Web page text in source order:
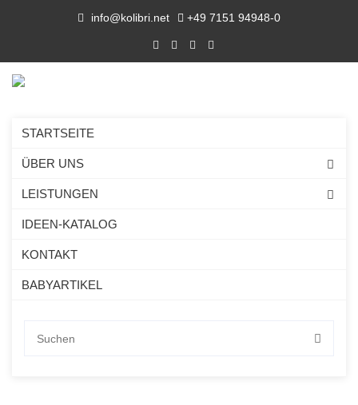
info@kolibri.net +49 7151 94948-0
STARTSEITE
ÜBER UNS
LEISTUNGEN
IDEEN-KATALOG
KONTAKT
BABYARTIKEL